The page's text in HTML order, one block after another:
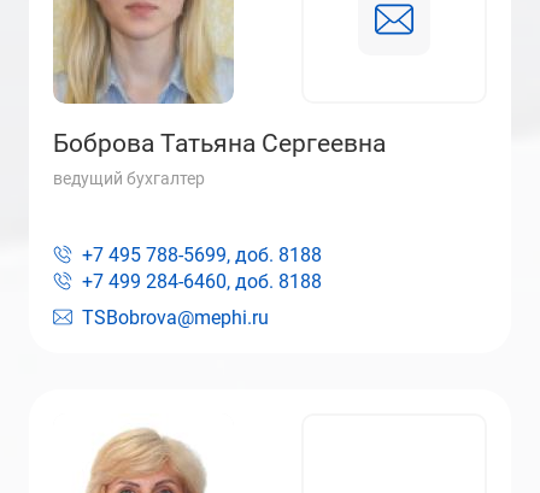
Боброва Татьяна Сергеевна
ведущий бухгалтер
TSBobrova@mephi.ru
+7 495 788-5699, доб. 8188
+7 499 284-6460, доб. 8188